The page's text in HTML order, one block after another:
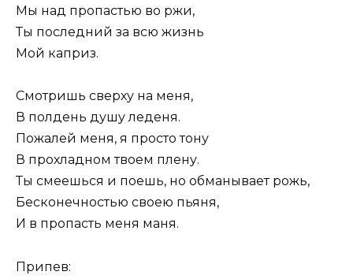
Мы над пропастью во ржи,
Ты последний за всю жизнь
Мой каприз.
Смотришь сверху на меня,
В полдень душу леденя.
Пожалей меня, я просто тону
В прохладном твоем плену.
Ты смеешься и поешь, но обманывает рожь,
Бесконечностью своею пьяня,
И в пропасть меня маня.
Припев: